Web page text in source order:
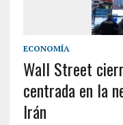
ECONOMÍA
Wall Street
centrada en la
Irán